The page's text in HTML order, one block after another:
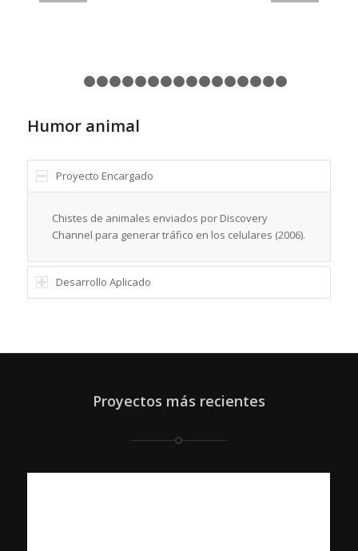
1 2 3 4 5 6 7 8 9 1011
Humor animal
Proyecto Encargado
Chistes de animales enviados por Discovery
Channel para generar tráfico en los celulares (2006).
Desarrollo Aplicado
Proyectos más recientes